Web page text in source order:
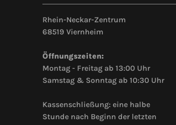
Rhein-Neckar-Zentrum
68519 Viernheim
Öffnungszeiten:
Montag - Freitag ab 13:00 Uhr
Samstag & Sonntag ab 10:30 Uhr
Kassenschließung: eine halbe
Stunde nach Beginn der letzten